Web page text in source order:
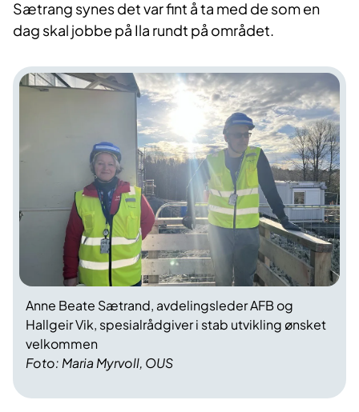
Sætrang synes det var fint å ta med de som en
dag skal jobbe på Ila rundt på området.
Foto: Maria Myrvoll, OUS
Anne Beate Sætrand, avdelingsleder AFB og
Hallgeir Vik, spesialrådgiver i stab utvikling ønsket
velkommen